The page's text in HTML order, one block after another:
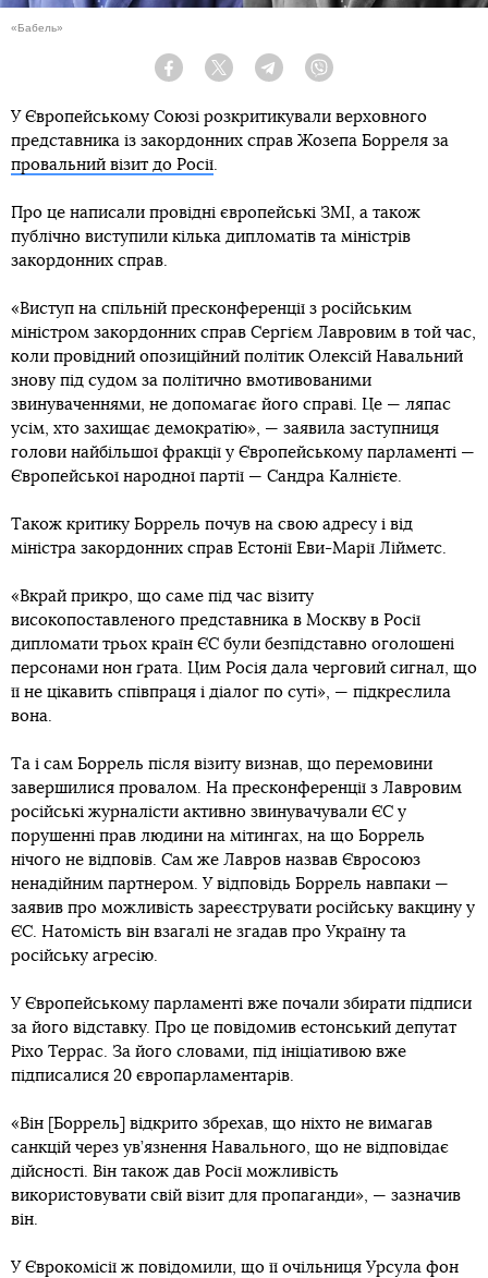
«Бабель»
Facebook Twitter Telegram
У Європейському Союзі розкритикували верховного
представника із закордонних справ Жозепа Борреля за
провальний візит до Росії
Про це написали провідні європейські ЗМІ, а також
публічно виступили кілька дипломатів та міністрів
закордонних справ.
«Виступ на спільній пресконференції з російським
міністром закордонних справ Сергієм Лавровим в той час,
коли провідний опозиційний політик Олексій Навальний
знову під судом за політично вмотивованими
звинуваченнями, не допомагає його справі. Це — ляпас
усім, хто захищає демократію», — заявила заступниця
голови найбільшої фракції у Європейському парламенті —
Європейської народної партії — Сандра Калнієте.
Також критику Боррель почув на свою адресу і від
міністра закордонних справ Естонії Еви-Марії Лійметс.
«Вкрай прикро, що саме під час візиту
високопоставленого представника в Москву в Росії
дипломати трьох країн ЄС були безпідставно оголошені
персонами нон ґрата. Цим Росія дала черговий сигнал, що
її не цікавить співпраця і діалог по суті», — підкреслила
вона.
Та і сам Боррель після візиту визнав, що перемовини
завершилися провалом. На пресконференції з Лавровим
російські журналісти активно звинувачували ЄС у
порушенні прав людини на мітингах, на що Боррель
нічого не відповів. Сам же Лавров назвав Євросоюз
ненадійним партнером. У відповідь Боррель навпаки —
заявив про можливість зареєструвати російську вакцину у
ЄС. Натомість він взагалі не згадав про Україну та
російську агресію.
У Європейському парламенті вже почали збирати підписи
за його відставку. Про це повідомив естонський депутат
Ріхо Террас. За його словами, під ініціативою вже
підписалися 20 європарламентарів.
«Він [Боррель] відкрито збрехав, що ніхто не вимагав
санкцій через ув’язнення Навального, що не відповідає
дійсності. Він також дав Росії можливість
використовувати свій візит для пропаганди», — зазначив
він.
У Єврокомісії ж повідомили, що її очільниця Урсула фон